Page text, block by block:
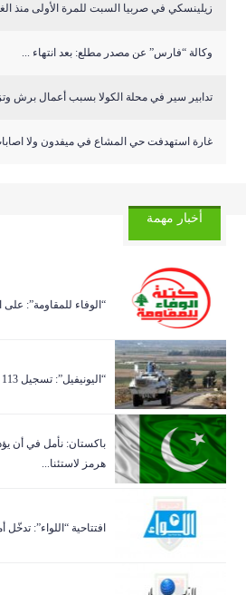
زيلينسكي في صربيا السبت للمرة الأولى منذ
وكالة “فارس” عن مصدر مطلع: بعد انتهاء ...
تدابير سير في محلة الكولا بسبب أعمال برش
غارة استهدفت حي المشاع في ميفدون ولا
أخبار مهمة
“الوفاء للمقاومة”:
“اليونيفيل”: تسجيل 113 مقذوفًا إسرائيل...
باكستان: نأمل في أن
هرمز لاستئنا...
افتتاحية “اللواء”: